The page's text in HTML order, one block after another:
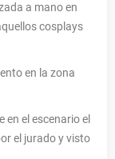
a mano en
cosplays
en la zona
el escenario el
el jurado y visto